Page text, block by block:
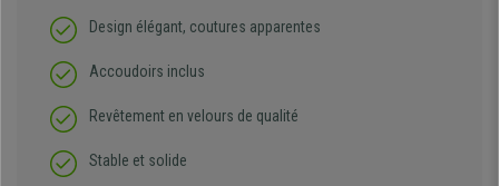
Design élégant, coutures apparentes
Accoudoirs inclus
Revêtement en velours de qualité
Stable et solide